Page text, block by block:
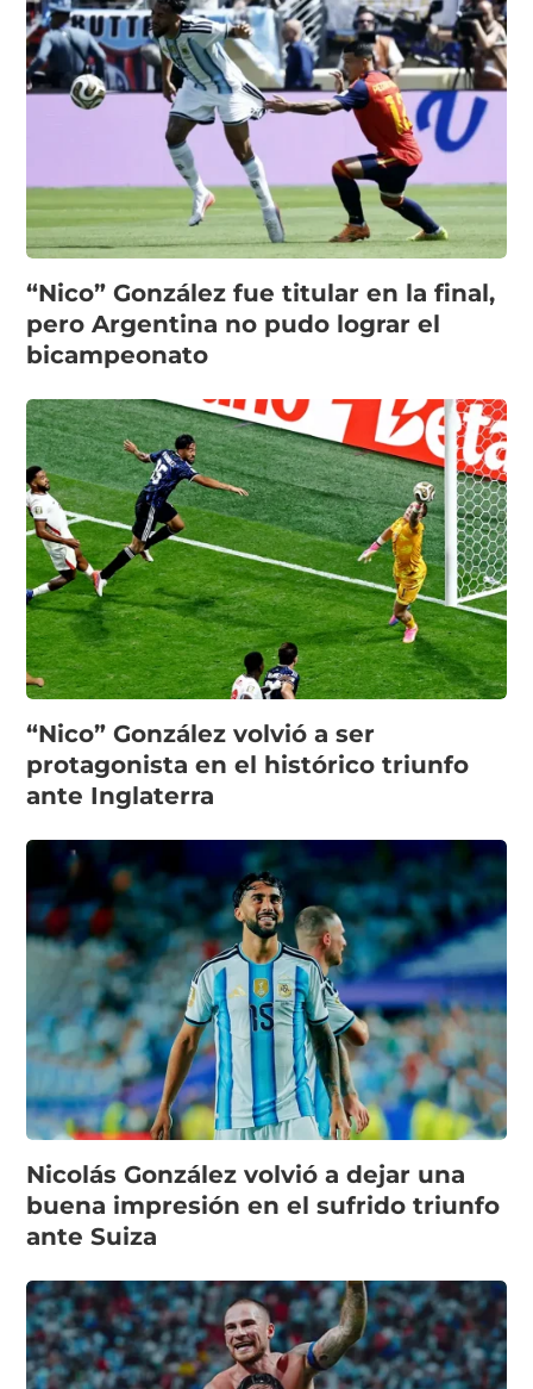
“Nico” González fue titular en la final,
pero Argentina no pudo lograr el
bicampeonato
“Nico” González volvió a ser
protagonista en el histórico triunfo
ante Inglaterra
Nicolás González volvió a dejar una
buena impresión en el sufrido triunfo
ante Suiza